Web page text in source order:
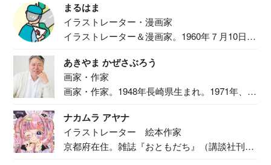
まるはま
イラストレーター・漫画家
イラストレーター＆漫画家。1960年７月10日生
あきやま かぜさぶろう
画家・作家
画家・作家。1948年長崎県生まれ。1971年、
ナカムラ アヤナ
イラストレーター 絵本作家
京都府在住。雑誌『おともだち』（講談社刊）